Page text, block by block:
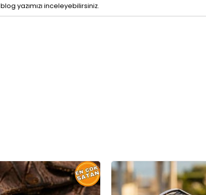
yazımızı inceleyebilirsiniz.